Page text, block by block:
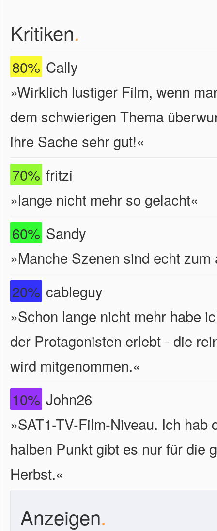
Kritiken.
80% Cally
»Wirklich lustiger Film, wenn
dem schwierigen Thema
ihre Sache sehr gut!«
70% fritzi
»lange nicht mehr so gelacht«
60% Sandy
»Manche Szenen sind echt zum
20% cableguy
»Schon lange nicht mehr habe
der Protagonisten erlebt - die
wird mitgenommen.«
10% John26
»SAT1-TV-Film-Niveau. Ich
halben Punkt gibt es nur für die
Herbst.«
Anzeigen.